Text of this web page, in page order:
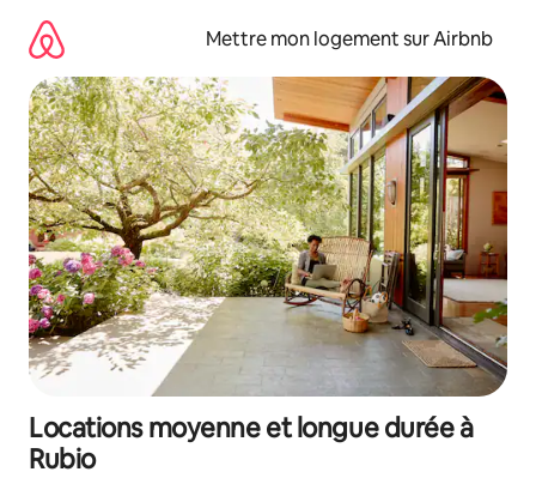
directement
contenu
Mettre mon logement sur Airbnb
Locations moyenne et longue durée à
Rubio